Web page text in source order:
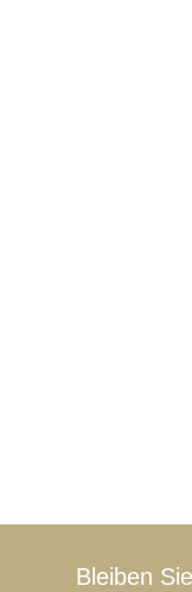
Bleiben